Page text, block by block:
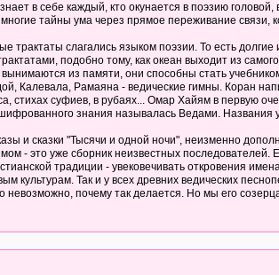
в себе каждый, кто окунается в поэзию
тайны ума через прямое переживание связи,
трактаты слагались языком поэзии. То есть
подобно тому, как океан выходит из
из памяти, они способны стать
Калевала, Рамаяна - ведические гимны. Коран
стихах суфиев, в рубаях... Омар Хайям в первую
знания называлась Ведами. Названия
и сказки "Тысячи и одной ночи", неизменно
- это уже сборник неизвестных последователей.
традиции - увековечивать откровения
культурам. Так и у всех древних ведических
невозможно, почему так делается. Но мы его